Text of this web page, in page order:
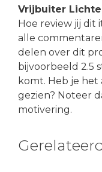
Vrijbuiter
Hoe review jij dit
alle
delen over dit
bijvoorbeeld 2.5
komt. Heb je
gezien? Noteer
motivering.